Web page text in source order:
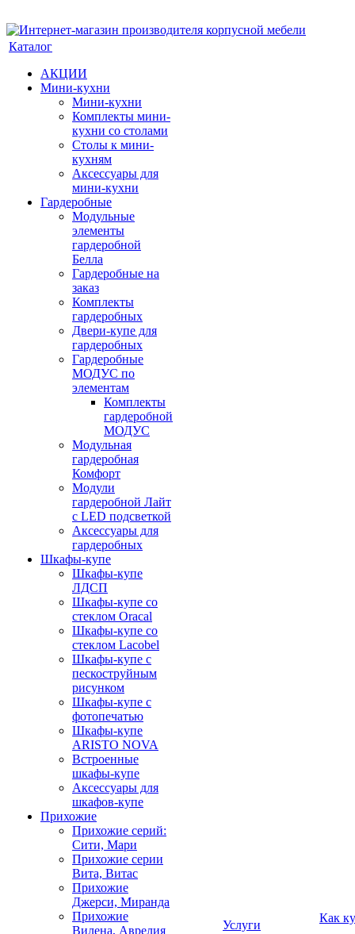
Каталог
АКЦИИ
Мини-кухни
Мини-кухни
Комплекты мини-
кухни со столами
Столы к мини-
кухням
Аксессуары для
мини-кухни
Гардеробные
Модульные
элементы
гардеробной
Белла
Гардеробные на
заказ
Комплекты
гардеробных
Двери-купе для
гардеробных
Гардеробные
МОДУС по
элементам
Комплекты
гардеробной
МОДУС
Модульная
гардеробная
Комфорт
Модули
гардеробной Лайт
с LED подсветкой
Аксессуары для
гардеробных
Шкафы-купе
Шкафы-купе
ЛДСП
Шкафы-купе со
стеклом Oracal
Шкафы-купе со
стеклом Lacobel
Шкафы-купе с
пескоструйным
рисунком
Шкафы-купе с
фотопечатью
Шкафы-купе
ARISTO NOVA
Встроенные
шкафы-купе
Аксессуары для
шкафов-купе
Прихожие
Прихожие серий:
Сити, Мари
Прихожие серии
Вита, Витас
Прихожие
Джерси, Миранда
Прихожие
Вилена, Аврелия
Услуги
Как